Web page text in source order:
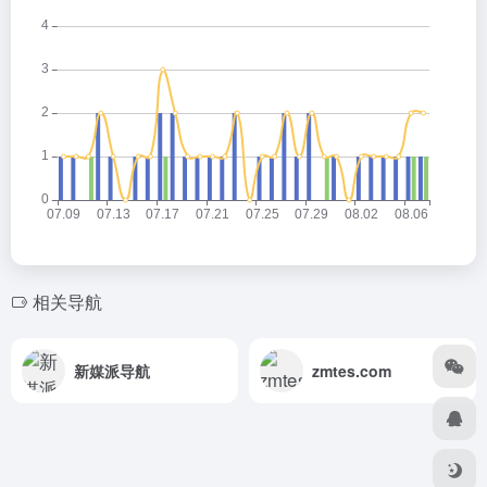
相关导航
新媒派导航 zmtes.com